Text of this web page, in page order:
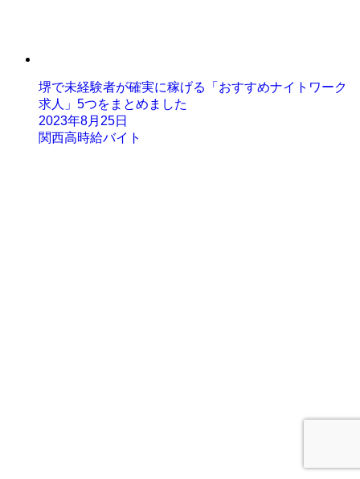
堺で未経験者が確実に稼げる「おすすめナイトワーク
求人」5つをまとめました
2023年8月25日
関西高時給バイト